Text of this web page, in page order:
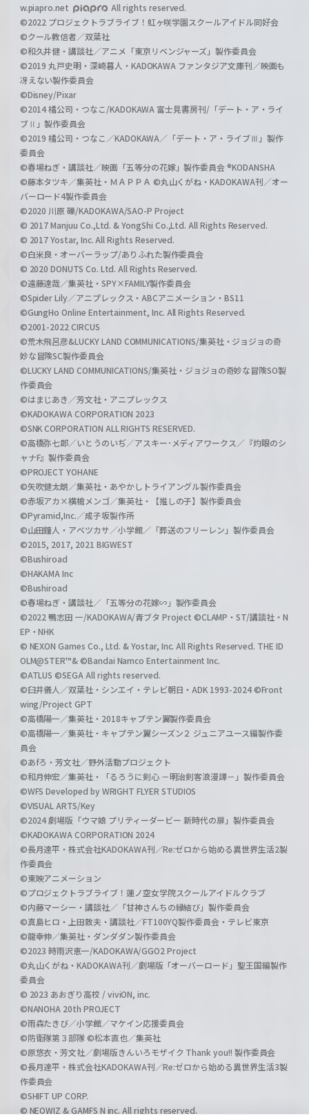
w.piapro.net
All rights reserved.
©2022 プロジェクトラブライブ！虹ヶ咲学園スクールアイドル同好会
©クール教信者／双葉社
©和久井健・講談社／アニメ「東京リベンジャーズ」製作委員会
©2019 丸戸史明・深崎暮人・KADOKAWA ファンタジア文庫刊／映画も
冴えない製作委員会
©Disney/Pixar
©2014 橘公司・つなこ/KADOKAWA 富士見書房刊/「デート・ア・ライ
ブⅡ」製作委員会
©2019 橘公司・つなこ／KADOKAWA／「デート・ア・ライブⅢ」製作
委員会
©春場ねぎ・講談社／映画「五等分の花嫁」製作委員会 ®KODANSHA
©藤本タツキ／集英社・ＭＡＰＰＡ ©丸山くがね・KADOKAWA刊／オー
バーロード4製作委員会
©2020 川原 礫/KADOKAWA/SAO-P Project
© 2017 Manjuu Co.,Ltd. & YongShi Co.,Ltd. All Rights Reserved.
© 2017 Yostar, Inc. All Rights Reserved.
©白米良・オーバーラップ/ありふれた製作委員会
© 2020 DONUTS Co. Ltd. All Rights Reserved.
©遠藤達哉／集英社・SPY×FAMILY製作委員会
©Spider Lily／アニプレックス・ABCアニメーション・BS11
©GungHo Online Entertainment, Inc. All Rights Reserved.
©2001-2022 CIRCUS
©荒木飛呂彦&LUCKY LAND COMMUNICATIONS/集英社・ジョジョの奇
妙な冒険SC製作委員会
©LUCKY LAND COMMUNICATIONS/集英社・ジョジョの奇妙な冒険SO製
作委員会
©はまじあき／芳文社・アニプレックス
©KADOKAWA CORPORATION 2023
©SNK CORPORATION ALL RIGHTS RESERVED.
©高橋弥七郎／いとうのいぢ／アスキー･メディアワークス／『灼眼のシ
ャナF』製作委員会
©PROJECT YOHANE
©矢吹健太朗／集英社・あやかしトライアングル製作委員会
©赤坂アカ×横槍メンゴ／集英社・【推しの子】製作委員会
©Pyramid,Inc.／成子坂製作所
©山田鐘人・アベツカサ／小学館／「葬送のフリーレン」製作委員会
©2015, 2017, 2021 BIGWEST
©Bushiroad
©HAKAMA Inc
©Bushiroad
©春場ねぎ・講談社／「五等分の花嫁∽」製作委員会
©2022 鴨志田 一/KADOKAWA/青ブタ Project ©CLAMP・ST/講談社・N
EP・NHK
© NEXON Games Co., Ltd. & Yostar, Inc. All Rights Reserved. THE ID
OLM@STER™& ©Bandai Namco Entertainment Inc.
©ATLUS ©SEGA All rights reserved.
©臼井儀人／双葉社・シンエイ・テレビ朝日・ADK 1993-2024 ©Front
wing/Project GPT
©高橋陽一／集英社・2018キャプテン翼製作委員会
©高橋陽一／集英社・キャプテン翼シーズン２ ジュニアユース編製作委
員会
©あfろ・芳文社／野外活動プロジェクト
©和月伸宏／集英社・「るろうに剣心 －明治剣客浪漫譚－」製作委員会
©WFS Developed by WRIGHT FLYER STUDIOS
©VISUAL ARTS/Key
©2024 劇場版「ウマ娘 プリティーダービー 新時代の扉」製作委員会
©KADOKAWA CORPORATION 2024
©長月達平・株式会社KADOKAWA刊／Re:ゼロから始める異世界生活2製
作委員会
©東映アニメーション
©プロジェクトラブライブ！蓮ノ空女学院スクールアイドルクラブ
©内藤マーシー・講談社／「甘神さんちの縁結び」製作委員会
©真島ヒロ・上田敦夫・講談社／FT100YQ製作委員会・テレビ東京
©龍幸伸／集英社・ダンダダン製作委員会
©2023 時雨沢恵一/KADOKAWA/GGO2 Project
©丸山くがね・KADOKAWA刊／劇場版「オーバーロード」聖王国編製作
委員会
© 2023 あおぎり高校 / viviON, inc.
©NANOHA 20th PROJECT
©雨森たきび／小学館／マケイン応援委員会
©防衛隊第３部隊 ©松本直也／集英社
©原悠衣・芳文社／劇場版きんいろモザイク Thank you!! 製作委員会
©長月達平・株式会社KADOKAWA刊／Re:ゼロから始める異世界生活3製
作委員会
©SHIFT UP CORP.
© NEOWIZ & GAMFS N inc. All rights reserved.